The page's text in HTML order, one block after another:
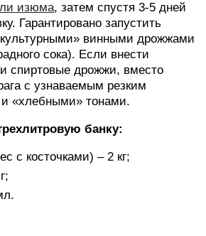
изюма, затем спустя 3-5 дней
Гарантировано запустить
винными дрожжами
сока). Если внести
спиртовые дрожжи, вместо
с узнаваемым резким
и «хлебными» тонами.
банку:
с косточками) – 2 кг;